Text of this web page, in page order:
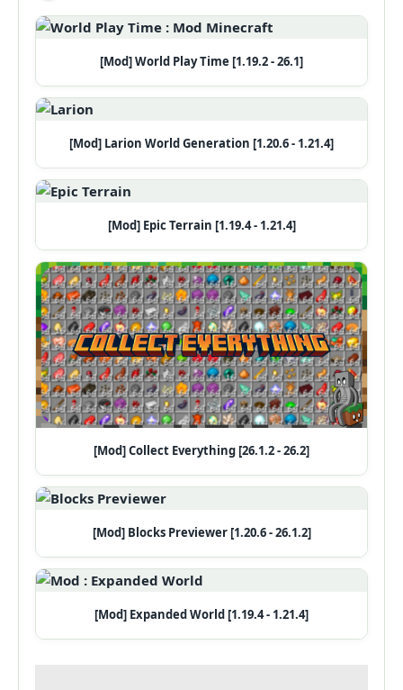
[Mod] World Play Time [1.19.2 - 26.1]
[Mod] Larion World Generation [1.20.6 - 1.21.4]
[Mod] Epic Terrain [1.19.4 - 1.21.4]
[Mod] Collect Everything [26.1.2 - 26.2]
[Mod] Blocks Previewer [1.20.6 - 26.1.2]
[Mod] Expanded World [1.19.4 - 1.21.4]